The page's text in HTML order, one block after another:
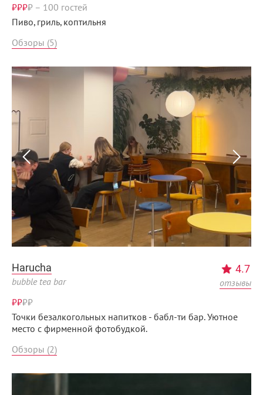
₽₽₽₽ – 100 гостей
Пиво, гриль, коптильня
Обзоры (5)
Harucha
bubble tea bar
4.7
отзывы
₽₽₽₽
Точки безалкогольных напитков - бабл-ти бар. Уютное
место с фирменной фотобудкой.
Обзоры (2)